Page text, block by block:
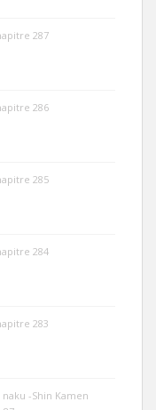
287
286
285
284
283
-Shin Kamen